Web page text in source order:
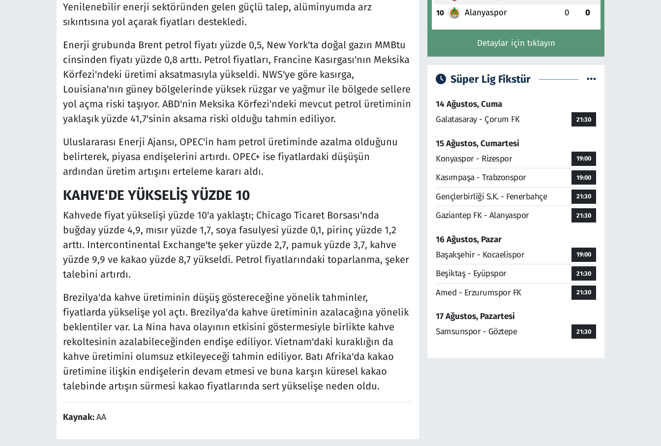
Yenilenebilir enerji sektöründen gelen güçlü talep, alüminyumda arz
sıkıntısına yol açarak fiyatları destekledi.
Enerji grubunda Brent petrol fiyatı yüzde 0,5, New York'ta doğal gazın MMBtu
cinsinden fiyatı yüzde 0,8 arttı. Petrol fiyatları, Francine Kasırgası'nın Meksika
Körfezi'ndeki üretimi aksatmasıyla yükseldi. NWS'ye göre kasırga,
Louisiana'nın güney bölgelerinde yüksek rüzgar ve yağmur ile bölgede sellere
yol açma riski taşıyor. ABD'nin Meksika Körfezi'ndeki mevcut petrol üretiminin
yaklaşık yüzde 41,7'sinin aksama riski olduğu tahmin ediliyor.
Uluslararası Enerji Ajansı, OPEC'in ham petrol üretiminde azalma olduğunu
belirterek, piyasa endişelerini artırdı. OPEC+ ise fiyatlardaki düşüşün
ardından üretim artışını erteleme kararı aldı.
KAHVE'DE YÜKSELİŞ YÜZDE 10
Kahvede fiyat yükselişi yüzde 10'a yaklaştı; Chicago Ticaret Borsası'nda
buğday yüzde 4,9, mısır yüzde 1,7, soya fasulyesi yüzde 0,1, pirinç yüzde 1,2
arttı. Intercontinental Exchange'te şeker yüzde 2,7, pamuk yüzde 3,7, kahve
yüzde 9,9 ve kakao yüzde 8,7 yükseldi. Petrol fiyatlarındaki toparlanma, şeker
talebini artırdı.
Brezilya'da kahve üretiminin düşüş göstereceğine yönelik tahminler,
fiyatlarda yükselişe yol açtı. Brezilya'da kahve üretiminin azalacağına yönelik
beklentiler var. La Nina hava olayının etkisini göstermesiyle birlikte kahve
rekoltesinin azalabileceğinden endişe ediliyor. Vietnam'daki kuraklığın da
kahve üretimini olumsuz etkileyeceği tahmin ediliyor. Batı Afrika'da kakao
üretimine ilişkin endişelerin devam etmesi ve buna karşın küresel kakao
talebinde artışın sürmesi kakao fiyatlarında sert yükselişe neden oldu.
Kaynak:AA
10 Alanyaspor 0 0
Detaylar için tıklayın
Süper Lig Fikstür
14 Ağustos, Cuma
Galatasaray - Çorum FK
21:30
15 Ağustos, Cumartesi
Konyaspor - Rizespor
19:00
Kasımpaşa - Trabzonspor 19:00
Gençlerbirliği S.K. - Fenerbahçe 21:30
Gaziantep FK - Alanyaspor 21:30
16 Ağustos, Pazar
Başakşehir - Kocaelispor
19:00
Beşiktaş - Eyüpspor 21:30
Amed - Erzurumspor FK 21:30
17 Ağustos, Pazartesi
Samsunspor - Göztepe
21:30